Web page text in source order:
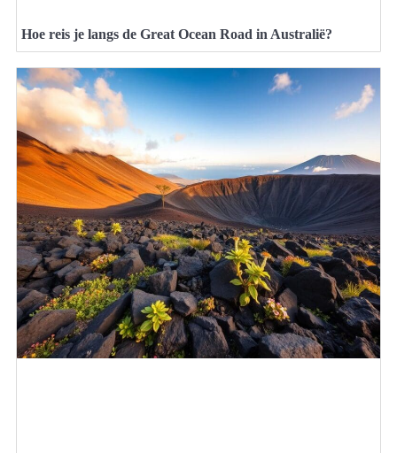
Hoe reis je langs de Great Ocean Road in Australië?